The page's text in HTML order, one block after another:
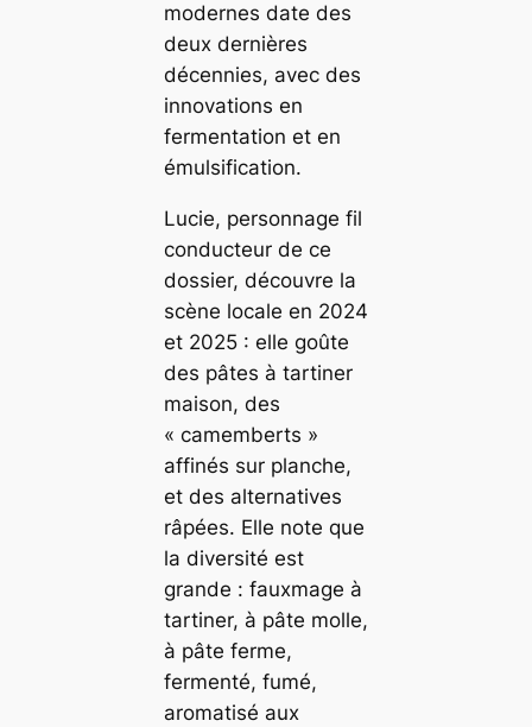
modernes date des
deux dernières
décennies, avec des
innovations en
fermentation et en
émulsification.
Lucie, personnage fil
conducteur de ce
dossier, découvre la
scène locale en 2024
et 2025 : elle goûte
des pâtes à tartiner
maison, des
« camemberts »
affinés sur planche,
et des alternatives
râpées. Elle note que
la diversité est
grande : fauxmage à
tartiner, à pâte molle,
à pâte ferme,
fermenté, fumé,
aromatisé aux